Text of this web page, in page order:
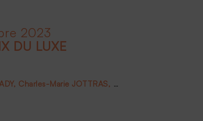
2023
DU LUXE
Charles-Marie JOTTRAS
Luc PIOT